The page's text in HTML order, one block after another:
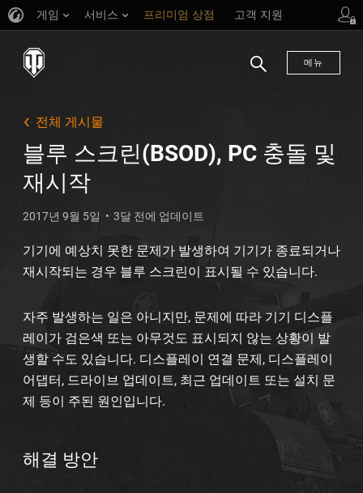
게임 서비스 프리미엄 상점 고객 지원
메뉴
전체 게시물
블루 스크린(BSOD), PC 충돌 및
재시작
2017년 9월 5일 3달 전에 업데이트
기기에 예상치 못한 문제가 발생하여 기기가 종료되거나
재시작되는 경우 블루 스크린이 표시될 수 있습니다.
자주 발생하는 일은 아니지만, 문제에 따라 기기 디스플
레이가 검은색 또는 아무것도 표시되지 않는 상황이 발
생할 수도 있습니다. 디스플레이 연결 문제, 디스플레이
어댑터, 드라이브 업데이트, 최근 업데이트 또는 설치 문
제 등이 주된 원인입니다.
해결 방안